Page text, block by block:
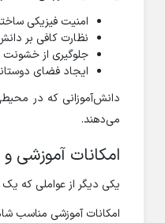
امنیت فیزیکی
نظارت کافی بر
جلوگیری از خشونت
ایجاد فضای
دانش‌آموزانی که در
می‌دهند.
امکانات آموزشی
یکی دیگر از عواملی که
امکانات آموزشی مناسب